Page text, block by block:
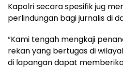
Kapolri secara spesifik jug
perlindungan bagi jurnalis di
“Kami tengah mengkaji
rekan yang bertugas di
di lapangan dapat